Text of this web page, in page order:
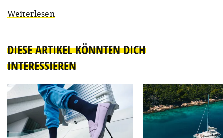
Weiterlesen
DIESE ARTIKEL KÖNNTEN DICH
INTERESSIEREN